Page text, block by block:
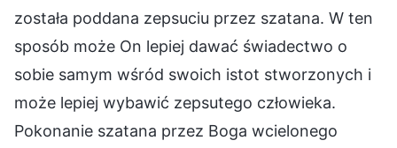
została poddana zepsuciu przez szatana. W ten
sposób może On lepiej dawać świadectwo o
sobie samym wśród swoich istot stworzonych i
może lepiej wybawić zepsutego człowieka.
Pokonanie szatana przez Boga wcielonego